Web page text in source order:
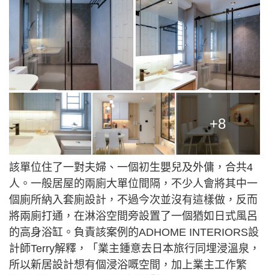
+8
該單位住了一對夫婦、一個初生嬰兒及外傭，合共4
人。一般居屋的兩廁大單位間隔，不少人會將其中一
個廁所納入套廁設計，不過今次並沒有這樣做，反而
將兩廁打通，在淋浴空間旁設置了一個猶如日式風呂
的高身浴缸。負責該案例的ADHOME INTERIORS設
計師Terry解釋，「業主鍾意去日本旅行同埋浸溫泉，
所以新居設計想有個浸浴嘅空間，加上業主工作繁